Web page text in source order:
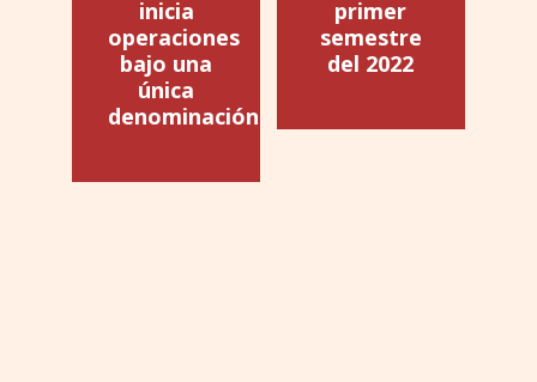
inicia
operaciones
bajo una
única
denominación
primer
semestre
del 2022